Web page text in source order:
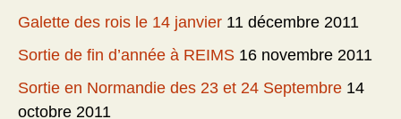
Galette des rois le 14 janvier 11 décembre 2011
Sortie de fin d’année à REIMS 16 novembre 2011
Sortie en Normandie des 23 et 24 Septembre 14
octobre 2011